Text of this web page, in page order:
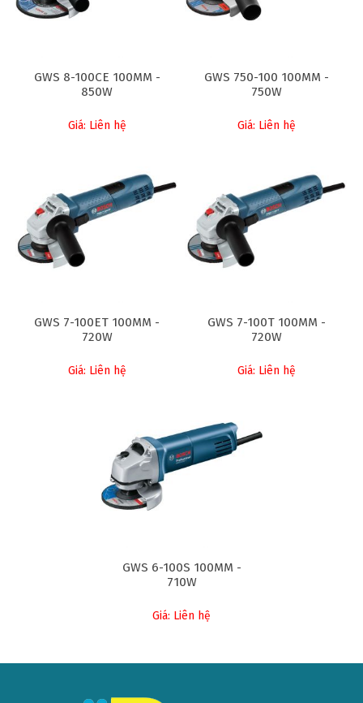
GWS 8-100CE 100MM -
850W
Giá: Liên hệ
GWS 750-100 100MM -
750W
Giá: Liên hệ
GWS 7-100ET 100MM -
720W
Giá: Liên hệ
GWS 7-100T 100MM -
720W
Giá: Liên hệ
GWS 6-100S 100MM -
710W
Giá: Liên hệ